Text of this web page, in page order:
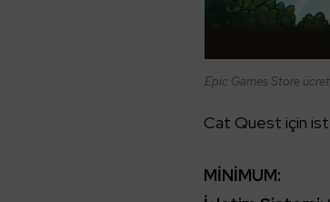
Epic Games Store
Cat Quest için
MİNİMUM: